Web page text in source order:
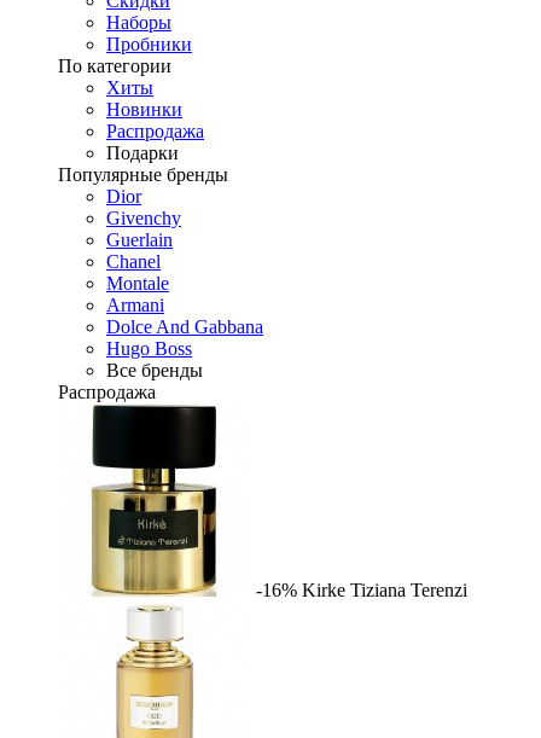
Наборы
Пробники
По категории
Хиты
Новинки
Распродажа
Подарки
Популярные бренды
Dior
Givenchy
Guerlain
Chanel
Montale
Armani
Dolce And Gabbana
Hugo Boss
Все бренды
Распродажа
-16% Kirke Tiziana Terenzi